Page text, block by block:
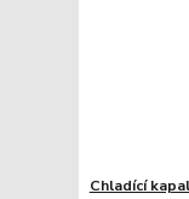
Chladící